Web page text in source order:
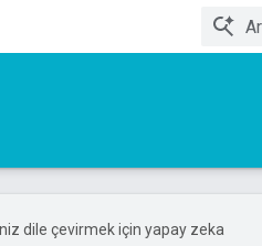
dile çevirmek için yapay zeka